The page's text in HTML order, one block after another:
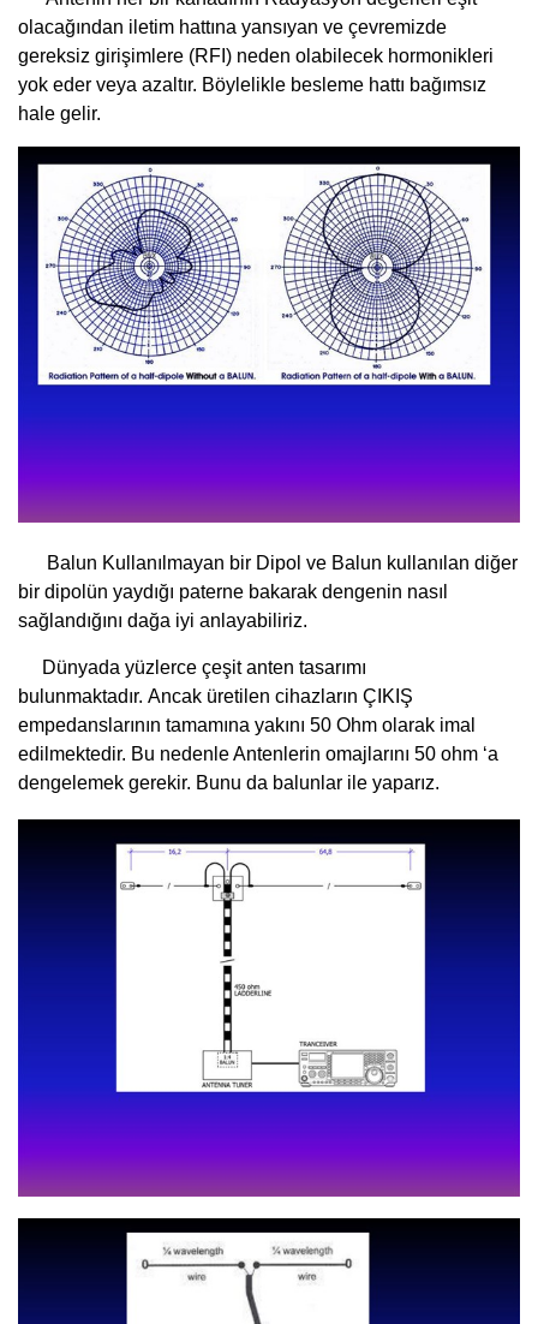
olacağından iletim hattına yansıyan ve çevremizde
gereksiz girişimlere (RFI) neden olabilecek hormonikleri
yok eder veya azaltır. Böylelikle besleme hattı bağımsız
hale gelir.
Balun Kullanılmayan bir Dipol ve Balun kullanılan diğer
bir dipolün yaydığı paterne bakarak dengenin nasıl
sağlandığını dağa iyi anlayabiliriz.
Dünyada yüzlerce çeşit anten tasarımı
bulunmaktadır. Ancak üretilen cihazların ÇIKIŞ
empedanslarının tamamına yakını 50 Ohm olarak imal
edilmektedir. Bu nedenle Antenlerin omajlarını 50 ohm ‘a
dengelemek gerekir. Bunu da balunlar ile yaparız.